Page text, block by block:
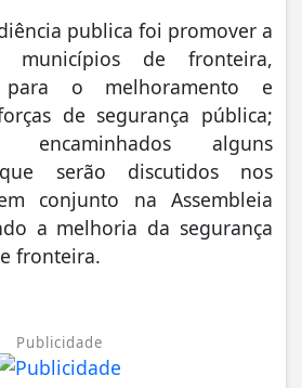
publica foi promover a
municípios de fronteira,
para o melhoramento e
de segurança pública;
alguns
serão discutidos nos
conjunto na Assembleia
a melhoria da segurança
fronteira.
Publicidade